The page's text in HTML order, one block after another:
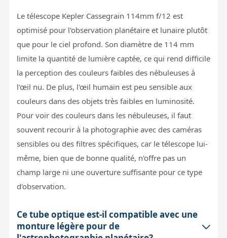
Le télescope Kepler Cassegrain 114mm f/12 est
optimisé pour l'observation planétaire et lunaire plutôt
que pour le ciel profond. Son diamètre de 114 mm
limite la quantité de lumière captée, ce qui rend difficile
la perception des couleurs faibles des nébuleuses à
l'œil nu. De plus, l'œil humain est peu sensible aux
couleurs dans des objets très faibles en luminosité.
Pour voir des couleurs dans les nébuleuses, il faut
souvent recourir à la photographie avec des caméras
sensibles ou des filtres spécifiques, car le télescope lui-
même, bien que de bonne qualité, n'offre pas un
champ large ni une ouverture suffisante pour ce type
d'observation.
Ce tube optique est-il compatible avec une
monture légère pour de